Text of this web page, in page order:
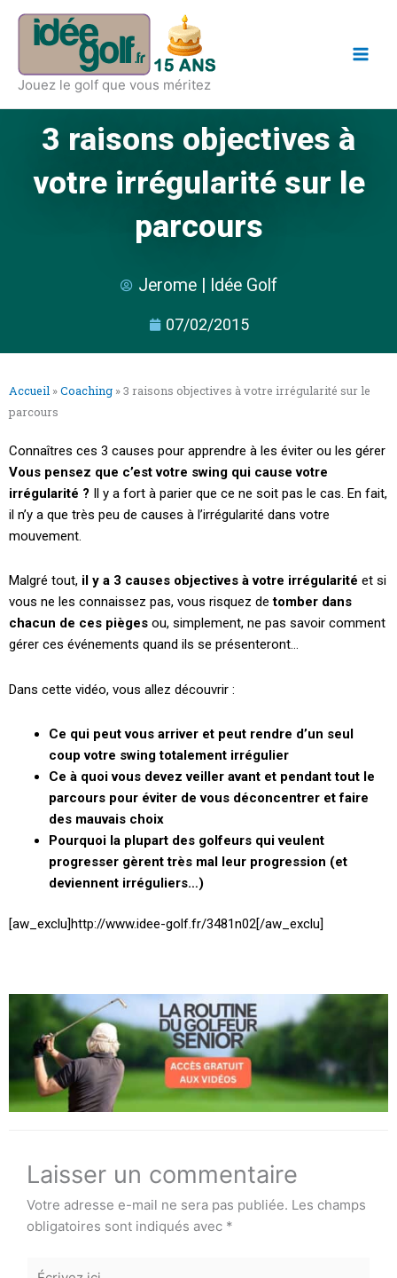
Aller
contenu
Jouez le golf que vous méritez
3 raisons objectives à
votre irrégularité sur le
parcours
Jerome | Idée Golf
07/02/2015
Accueil »Coaching »3 raisons objectives à votre irrégularité sur le
parcours
Connaîtres ces 3 causes pour apprendre à les éviter ou les gérer
Vous pensez que c’est votre swing qui cause votre
irrégularité ? Il y a fort à parier que ce ne soit pas le cas. En fait,
il n’y a que très peu de causes à l’irrégularité dans votre
mouvement.
Malgré tout, il y a 3 causes objectives à votre irrégularité et si
vous ne les connaissez pas, vous risquez detomber dans
chacun de ces pièges ou, simplement, ne pas savoir comment
gérer ces événements quand ils se présenteront…
Dans cette vidéo, vous allez découvrir :
Ce qui peut vous arriver et peut rendre d’un seul
coup votre swing totalement irrégulier
Ce à quoi vous devez veiller avant et pendant tout le
parcours pour éviter de vous déconcentrer et faire
des mauvais choix
Pourquoi la plupart des golfeurs qui veulent
progresser gèrent très mal leur progression (et
deviennent irréguliers…)
[aw_exclu]http://www.idee-golf.fr/3481n02[/aw_exclu]
Laisser un commentaire
Votre adresse e-mail ne sera pas publiée. Les champs
obligatoires sont indiqués avec *
Écrivez